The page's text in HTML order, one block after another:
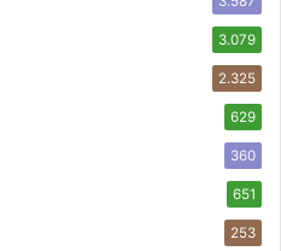
3.079
2.325
629
360
651
253